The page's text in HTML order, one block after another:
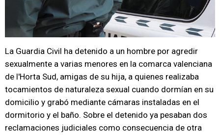
La Guardia Civil ha detenido a un hombre por agredir
sexualmente a varias menores en la comarca valenciana
de l'Horta Sud, amigas de su hija, a quienes realizaba
tocamientos de naturaleza sexual cuando dormían en su
domicilio y grabó mediante cámaras instaladas en el
dormitorio y el baño. Sobre el detenido ya pesaban dos
reclamaciones judiciales como consecuencia de otra